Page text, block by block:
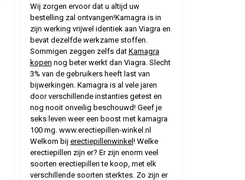
Wij zorgen ervoor dat u altijd uw
bestelling zal ontvangen!Kamagra is in
zijn werking vrijwel identiek aan Viagra en
bevat dezelfde werkzame stoffen.
Sommigen zeggen zelfs dat Kamagra
kopen nog beter werkt dan Viagra. Slecht
3% van de gebruikers heeft last van
bijwerkingen. Kamagra is al vele jaren
door verschillende instanties getest en
nog nooit onveilig beschouwd! Geef je
seks leven weer een boost met kamagra
100 mg. www.erectiepillen-winkel.nl
Welkom bij erectiepillenwinkel ! Welke
erectiepillen zijn er? Er zijn enorm veel
soorten erectiepillen te koop, met elk
verschillende soorten sterktes. Zo zijn er